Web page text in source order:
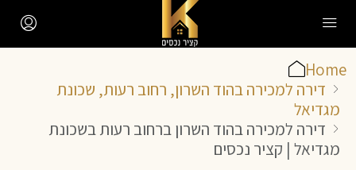
Home
דירה למכירה בהוד השרון, רחוב רעות, שכונת
מגדיאל
דירה למכירה בהוד השרון ברחוב רעות בשכונת
מגדיאל | קציר נכסים